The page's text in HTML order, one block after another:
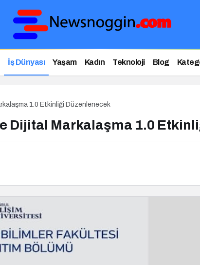
İş Dünyası Yaşam Kadın Teknoloji Blog
1.0 Etkinliği Düzenlenecek
Dijital Markalaşma 1.0